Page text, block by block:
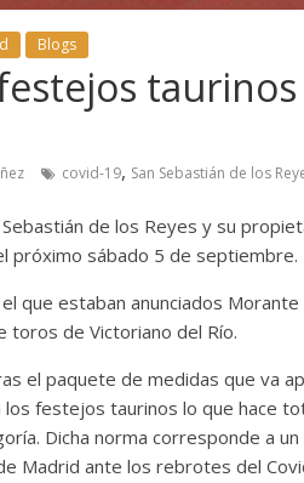
Blogs
taurinos
covid-19, San Sebastián de los
de los Reyes y su
próximo sábado 5 de septiembre.
que estaban anunciados Morante
toros de Victoriano del Río.
el paquete de medidas que va
festejos taurinos lo que hace
Dicha norma corresponde a
Madrid ante los rebrotes del